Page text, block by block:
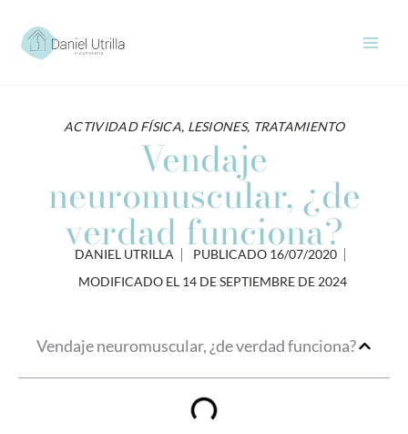
ACTIVIDAD FÍSICA, LESIONES, TRATAMIENTO
Vendaje
neuromuscular, ¿de
verdad funciona?
DANIEL UTRILLA PUBLICADO 16/07/2020
MODIFICADO EL 14 DE SEPTIEMBRE DE 2024
Vendaje neuromuscular, ¿de verdad funciona?